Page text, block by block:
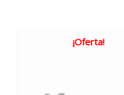
¡Oferta!